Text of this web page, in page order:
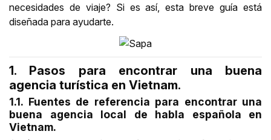
necesidades de viaje? Si es así, esta breve guía está
diseñada para ayudarte.
1. Pasos para encontrar una buena
agencia turística en Vietnam.
1.1. Fuentes de referencia para encontrar una
buena agencia local de habla española en
Vietnam.